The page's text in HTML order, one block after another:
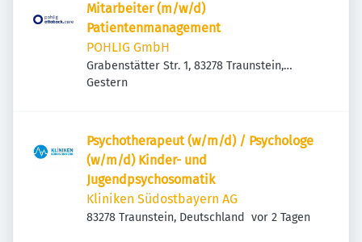
Mitarbeiter (m/w/d)
Patientenmanagement
POHLIG GmbH
Grabenstätter Str. 1, 83278 Traunstein,
Deutschland
Veröffentlicht
Gestern
Psychotherapeut (w/m/d) / Psychologe
(w/m/d) Kinder- und
Jugendpsychosomatik
Kliniken Südostbayern AG
83278 Traunstein, Deutschland Veröffentlicht
vor 2 Tagen